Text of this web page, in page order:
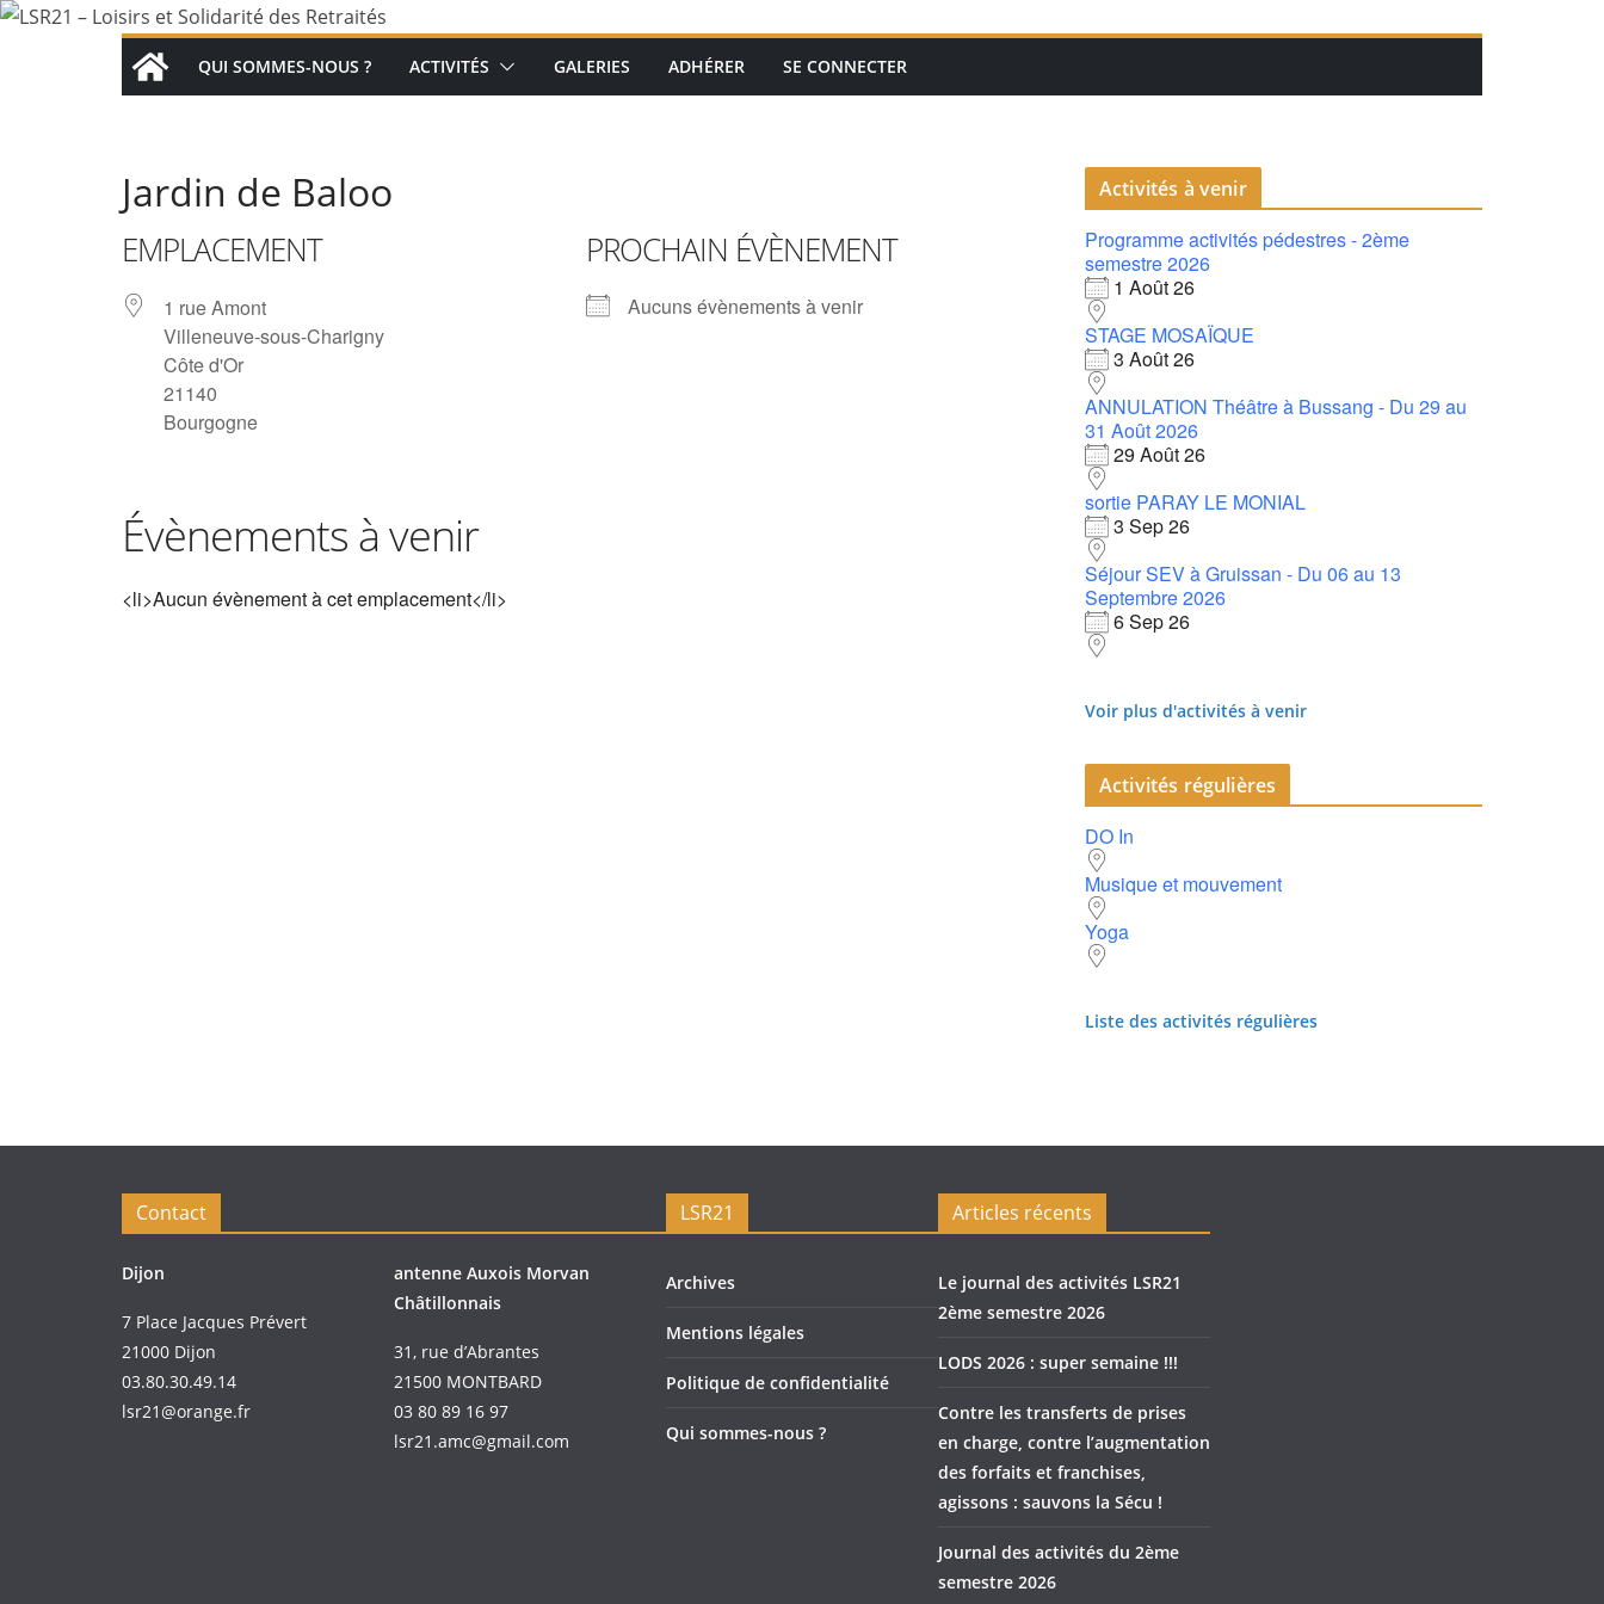
Passer
QUI SOMMES-NOUS ? ACTIVITÉS GALERIES ADHÉRER SE CONNECTER
Jardin de Baloo
EMPLACEMENT
1 rue Amont
Villeneuve-sous-Charigny
Côte d'Or
21140
Bourgogne
PROCHAIN ÉVÈNEMENT
Aucuns évènements à venir
Évènements à venir
<li>Aucun évènement à cet emplacement</li>
Activités à venir
Programme activités pédestres - 2ème
semestre 2026
1 Août 26
STAGE MOSAÏQUE
3 Août 26
ANNULATION Théâtre à Bussang - Du 29 au
31 Août 2026
29 Août 26
sortie PARAY LE MONIAL
3 Sep 26
Séjour SEV à Gruissan - Du 06 au 13
Septembre 2026
6 Sep 26
Voir plus d'activités à venir
Activités régulières
DO In
Musique et mouvement
Yoga
Liste des activités régulières
Contact
Dijon
7 Place Jacques Prévert
21000 Dijon
03.80.30.49.14
lsr21@orange.fr
antenne Auxois Morvan
Châtillonnais
31, rue d’Abrantes
21500 MONTBARD
03 80 89 16 97
lsr21.amc@gmail.com
LSR21
Archives
Mentions légales
Politique de confidentialité
Qui sommes-nous ?
Articles récents
Le journal des activités LSR21
2ème semestre 2026
LODS 2026 : super semaine !!!
Contre les transferts de prises
en charge, contre l’augmentation
des forfaits et franchises,
agissons : sauvons la Sécu !
Journal des activités du 2ème
semestre 2026